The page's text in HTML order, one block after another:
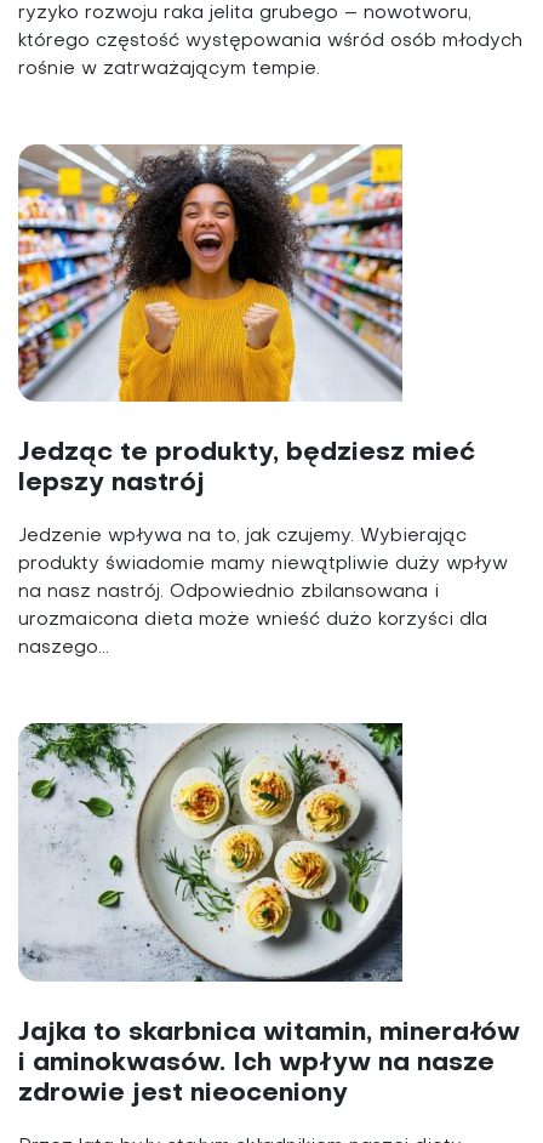
ryzyko rozwoju raka jelita grubego – nowotworu,
którego częstość występowania wśród osób młodych
rośnie w zatrważającym tempie.
Jedząc te produkty, będziesz mieć
lepszy nastrój
Jedzenie wpływa na to, jak czujemy. Wybierając
produkty świadomie mamy niewątpliwie duży wpływ
na nasz nastrój. Odpowiednio zbilansowana i
urozmaicona dieta może wnieść dużo korzyści dla
naszego...
Jajka to skarbnica witamin, minerałów
i aminokwasów. Ich wpływ na nasze
zdrowie jest nieoceniony